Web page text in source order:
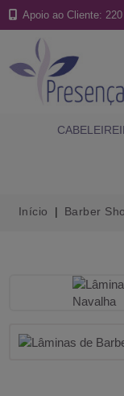
Apoio ao Cliente:
Início Barber